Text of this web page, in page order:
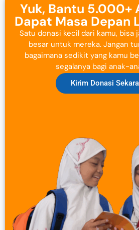
Yuk, Bantu 5.000+
Dapat Masa Depan
Satu donasi kecil dari kamu, bisa
besar untuk mereka. Jangan
bagaimana sedikit yang kamu
segalanya bagi anak-
Kirim Donasi